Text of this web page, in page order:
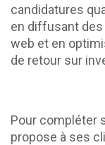
candidatures
en diffusant des
web et en
de retour sur
Pour compléter
propose à ses